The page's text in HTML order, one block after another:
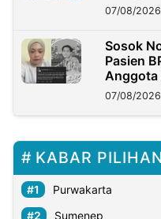
07/08/
Sosok
Pasien
Anggota
Lukman
07/08/
KABAR PILIHAN
Purwakarta
Sumenep